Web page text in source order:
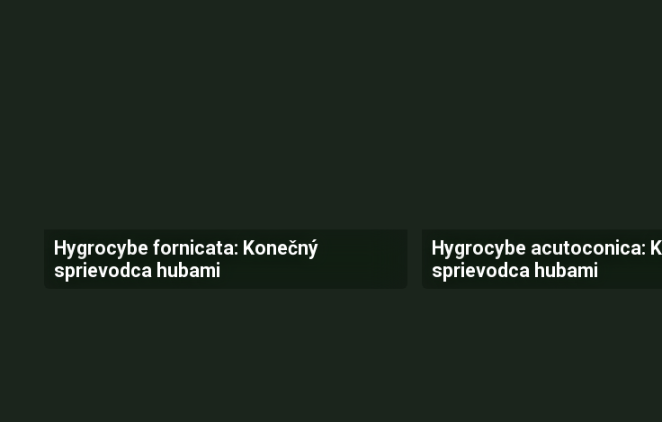
Hygrocybe fornicata: Konečný
sprievodca hubami
Hygrocybe acutoconica:
sprievodca hubami